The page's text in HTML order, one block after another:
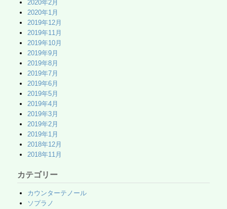
2020年2月
2020年1月
2019年12月
2019年11月
2019年10月
2019年9月
2019年8月
2019年7月
2019年6月
2019年5月
2019年4月
2019年3月
2019年2月
2019年1月
2018年12月
2018年11月
カテゴリー
カウンターテノール
ソプラノ